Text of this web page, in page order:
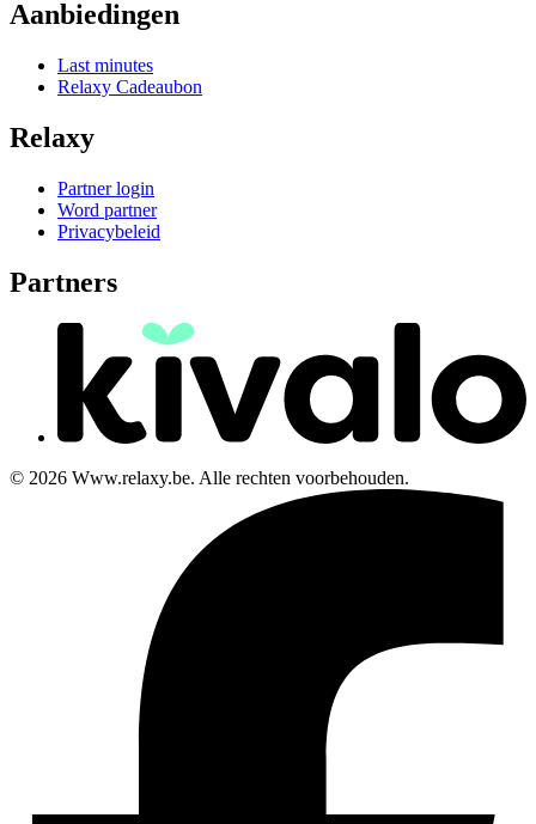
Aanbiedingen
Last minutes
Relaxy Cadeaubon
Relaxy
Partner login
Word partner
Privacybeleid
Partners
© 2026 Www.relaxy.be. Alle rechten voorbehouden.